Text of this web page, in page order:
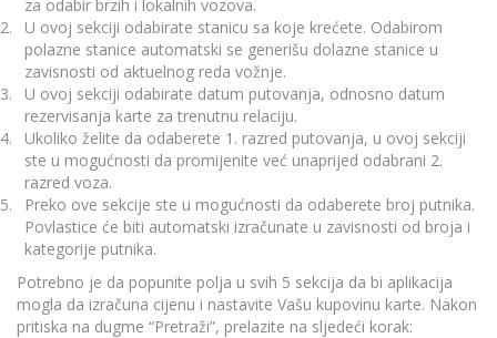
za odabir brzih i lokalnih vozova.
U ovoj sekciji odabirate stanicu sa koje krećete. Odabirom
polazne stanice automatski se generišu dolazne stanice u
zavisnosti od aktuelnog reda vožnje.
U ovoj sekciji odabirate datum putovanja, odnosno datum
rezervisanja karte za trenutnu relaciju.
Ukoliko želite da odaberete 1. razred putovanja, u ovoj sekciji
ste u mogućnosti da promijenite već unaprijed odabrani 2.
razred voza.
Preko ove sekcije ste u mogućnosti da odaberete broj putnika.
Povlastice će biti automatski izračunate u zavisnosti od broja i
kategorije putnika.
Potrebno je da popunite polja u svih 5 sekcija da bi aplikacija
mogla da izračuna cijenu i nastavite Vašu kupovinu karte. Nakon
pritiska na dugme “Pretraži”, prelazite na sljedeći korak: